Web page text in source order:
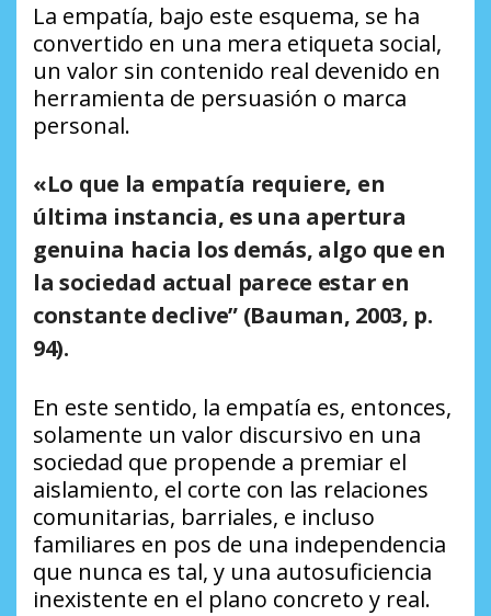
La empatía, bajo este esquema, se ha
convertido en una mera etiqueta social,
un valor sin contenido real devenido en
herramienta de persuasión o marca
personal.
«Lo que la empatía requiere, en
última instancia, es una apertura
genuina hacia los demás, algo que en
la sociedad actual parece estar en
constante declive”(Bauman, 2003, p.
94).
En este sentido, la empatía es, entonces,
solamente un valor discursivo en una
sociedad que propende a premiar el
aislamiento, el corte con las relaciones
comunitarias, barriales, e incluso
familiares en pos de una independencia
que nunca es tal, y una autosuficiencia
inexistente en el plano concreto y real.